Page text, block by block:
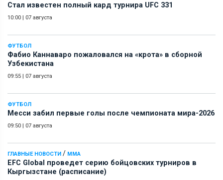
Стал известен полный кард турнира UFC 331
10:00 | 07 августа
ФУТБОЛ
Фабио Каннаваро пожаловался на «крота» в сборной
Узбекистана
09:55 | 07 августа
ФУТБОЛ
Месси забил первые голы после чемпионата мира-2026
09:50 | 07 августа
ГЛАВНЫЕ НОВОСТИ / ММА
EFC Global проведет серию бойцовских турниров в
Кыргызстане (расписание)